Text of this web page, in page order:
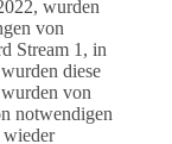
wurden
von
Stream 1, in
diese
von
notwendigen
wieder